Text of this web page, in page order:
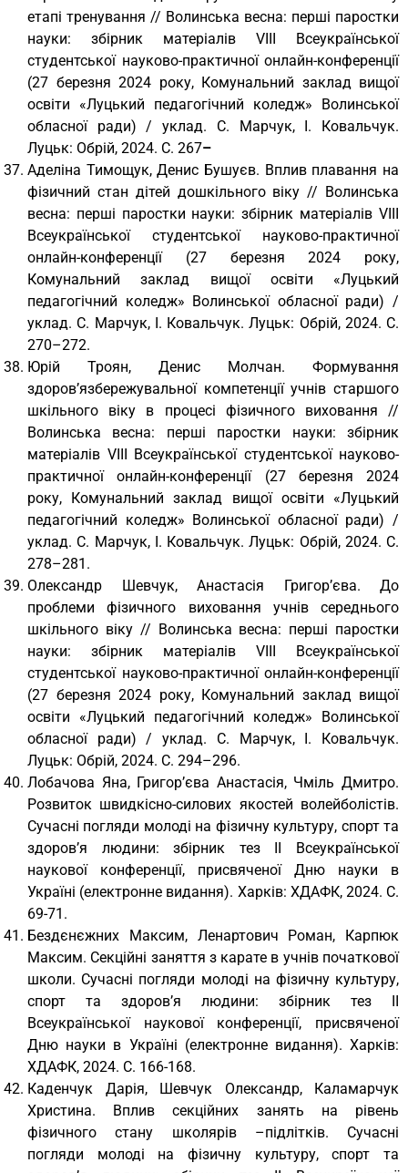
етапі тренування // Волинська весна: перші паростки
науки: збірник матеріалів VІІІ Всеукраїнської
студентської науково-практичної онлайн-конференції
(27 березня 2024 року, Комунальний заклад вищої
освіти «Луцький педагогічний коледж» Волинської
обласної ради) / уклад. С. Марчук, І. Ковальчук.
Луцьк: Обрій, 2024. С. 267–
Аделіна Тимощук, Денис Бушуєв. Вплив плавання на
фізичний стан дітей дошкільного віку // Волинська
весна: перші паростки науки: збірник матеріалів VІІІ
Всеукраїнської студентської науково-практичної
онлайн-конференції (27 березня 2024 року,
Комунальний заклад вищої освіти «Луцький
педагогічний коледж» Волинської обласної ради) /
уклад. С. Марчук, І. Ковальчук. Луцьк: Обрій, 2024. С.
270–272.
Юрій Троян, Денис Молчан. Формування
здоров’язбережувальної компетенції учнів старшого
шкільного віку в процесі фізичного виховання //
Волинська весна: перші паростки науки: збірник
матеріалів VІІІ Всеукраїнської студентської науково-
практичної онлайн-конференції (27 березня 2024
року, Комунальний заклад вищої освіти «Луцький
педагогічний коледж» Волинської обласної ради) /
уклад. С. Марчук, І. Ковальчук. Луцьк: Обрій, 2024. С.
278–281.
Олександр Шевчук, Анастасія Григор’єва. До
проблеми фізичного виховання учнів середнього
шкільного віку // Волинська весна: перші паростки
науки: збірник матеріалів VІІІ Всеукраїнської
студентської науково-практичної онлайн-конференції
(27 березня 2024 року, Комунальний заклад вищої
освіти «Луцький педагогічний коледж» Волинської
обласної ради) / уклад. С. Марчук, І. Ковальчук.
Луцьк: Обрій, 2024. С. 294–296.
Лобачова Яна, Григор’єва Анастасія, Чміль Дмитро.
Розвиток швидкісно-силових якостей волейболістів.
Сучасні погляди молоді на фізичну культуру, спорт та
здоров’я людини: збірник тез ІІ Всеукраїнської
наукової конференції, присвяченої Дню науки в
Україні (електронне видання). Харків: ХДАФК, 2024. С.
69-71.
Бездєнєжних Максим, Ленартович Роман, Карпюк
Максим. Секційні заняття з карате в учнів початкової
школи. Сучасні погляди молоді на фізичну культуру,
спорт та здоров’я людини: збірник тез ІІ
Всеукраїнської наукової конференції, присвяченої
Дню науки в Україні (електронне видання). Харків:
ХДАФК, 2024. С. 166-168.
Каденчук Дарія, Шевчук Олександр, Каламарчук
Христина. Вплив секційних занять на рівень
фізичного стану школярів –підлітків. Сучасні
погляди молоді на фізичну культуру, спорт та